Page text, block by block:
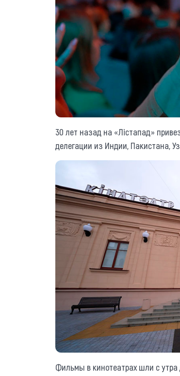
30 лет назад на «Лiстапад»
делегации из Индии, Пакистана,
Фильмы в кинотеатрах шли с